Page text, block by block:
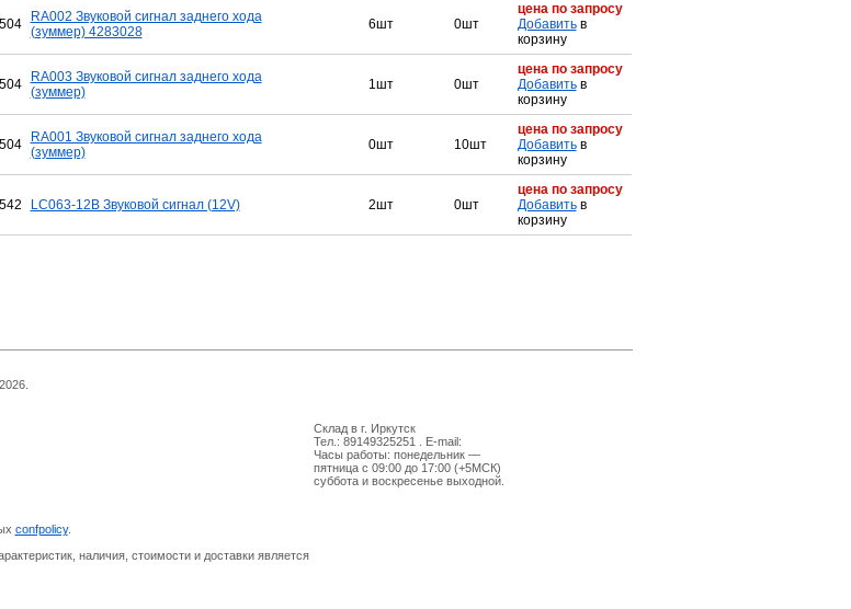
RA002 Звуковой сигнал заднего хода
(зуммер) 4283028
6шт 0шт
цена по запросу
Добавитьв
корзину
RA003 Звуковой сигнал заднего хода
(зуммер)
1шт 0шт
цена по запросу
Добавитьв
корзину
RA001 Звуковой сигнал заднего хода
(зуммер)
0шт 10шт
цена по запросу
Добавитьв
корзину
LC063-12В Звуковой сигнал (12V) 2шт 0шт
цена по запросу
Добавитьв
корзину
confpolicy.
наличия, стоимости и доставки является
Склад в г. Иркутск
Тел.: 89149325251 . E-mail:
Часы работы: понедельник —
пятница с 09:00 до 17:00 (+5МСК)
суббота и воскресенье выходной.